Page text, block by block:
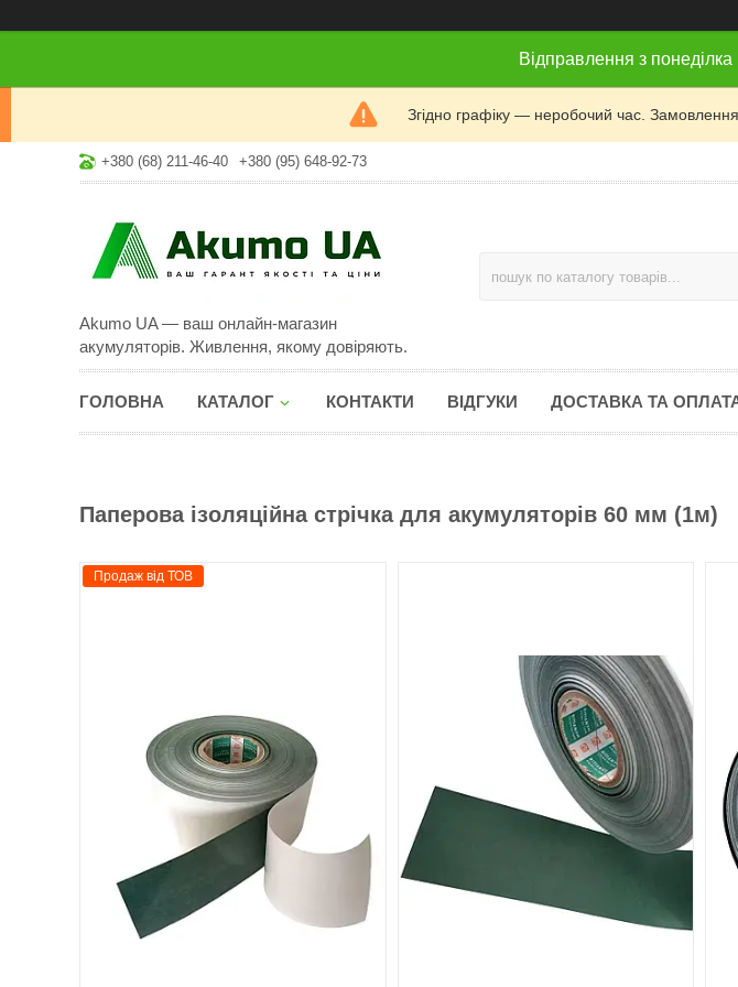
Відправлення з
Згідно графіку — неробочий час.
+380 (68) 211-46-40 +380 (95) 648-92-73
Akumo UA — ваш онлайн-магазин
акумуляторів. Живлення, якому довіряють.
ГОЛОВНА КАТАЛОГ КОНТАКТИ ВІДГУКИ ДОСТАВКА ТА
Паперова ізоляційна стрічка для акумуляторів 60 мм (1м)
Продаж від ТОВ